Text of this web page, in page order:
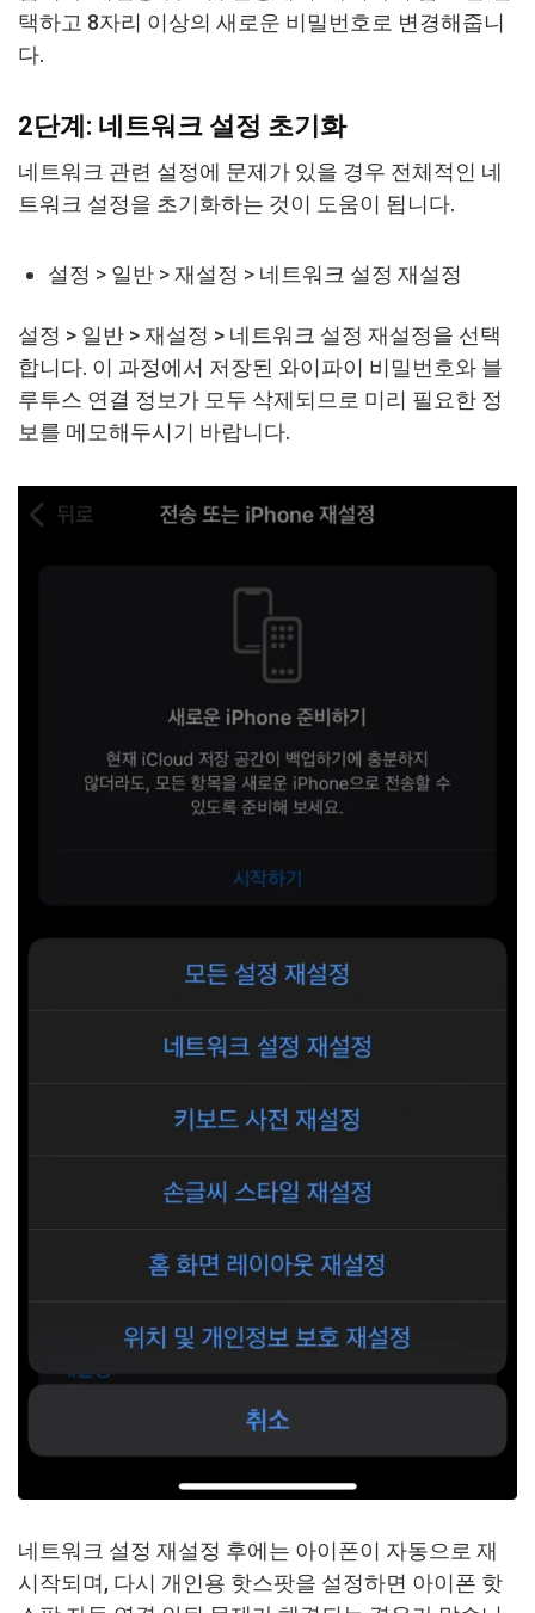
택하고 8자리 이상의 새로운 비밀번호로 변경해줍니
다.
2단계: 네트워크 설정 초기화
네트워크 관련 설정에 문제가 있을 경우 전체적인 네
트워크 설정을 초기화하는 것이 도움이 됩니다.
설정 > 일반 > 재설정 > 네트워크 설정 재설정
설정 > 일반 > 재설정 > 네트워크 설정 재설정을 선택
합니다. 이 과정에서 저장된 와이파이 비밀번호와 블
루투스 연결 정보가 모두 삭제되므로 미리 필요한 정
보를 메모해두시기 바랍니다.
네트워크 설정 재설정 후에는 아이폰이 자동으로 재
시작되며, 다시 개인용 핫스팟을 설정하면 아이폰 핫